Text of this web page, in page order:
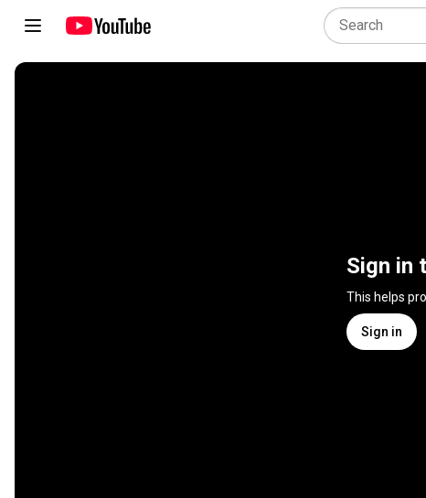
Sign in
This helps
Sign in